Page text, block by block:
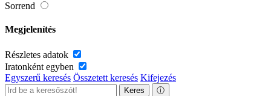
Sorrend
Megjelenítés
Részletes adatok
Iratonként egyben
Egyszerű keresés Összetett keresés Kifejezés
Keres ⓘ